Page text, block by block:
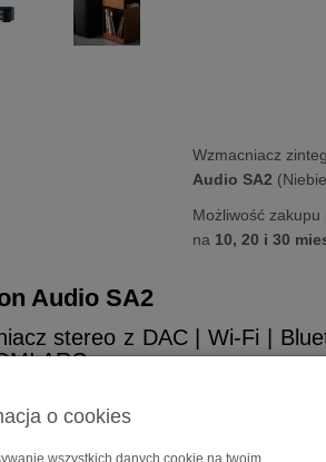
Wzmacniacz
Audio SA2
Możliwość zakupu
na 10, 20 i 30
Audio SA2
stereo z DAC | Wi-Fi |
ARC
który zapewni świetne brzmienie
strumieniowanieWi-Fi dla czystego oraz
o cookies